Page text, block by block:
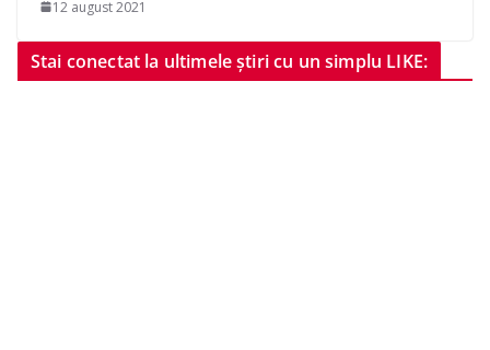
12 august 2021
Stai conectat la ultimele știri cu un simplu LIKE: